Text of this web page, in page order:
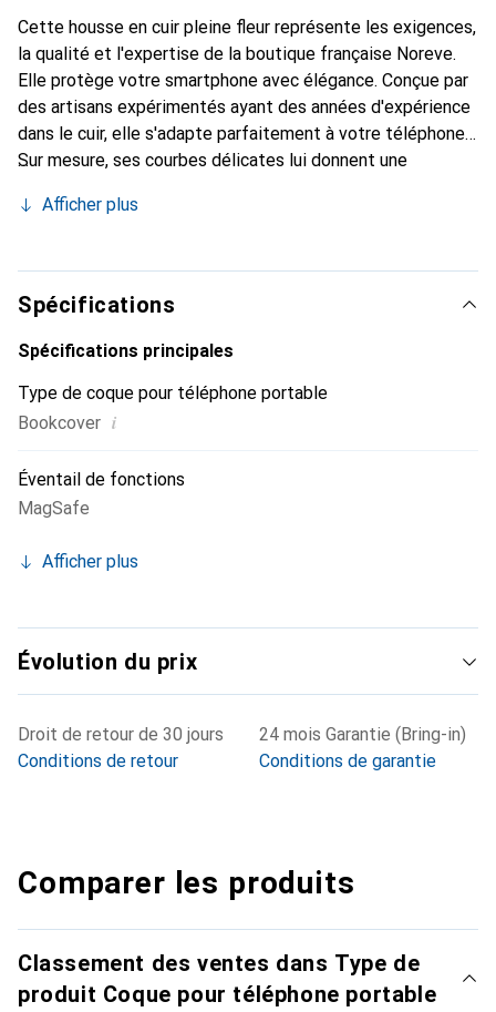
Cette housse en cuir pleine fleur représente les exigences,
la qualité et l'expertise de la boutique française Noreve.
Elle protège votre smartphone avec élégance. Conçue par
des artisans expérimentés ayant des années d'expérience
dans le cuir, elle s'adapte parfaitement à votre téléphone.
Sur mesure, ses courbes délicates lui donnent une
indispensable pour votre smartphone. Reconnaître
marque Noreve est un choix fiable pour une clientèle
exigeante.
Afficher plus
Spécifications
Spécifications principales
Type de coque pour téléphone portable
Bookcover i
Éventail de fonctions
MagSafe
Afficher plus
Évolution du prix
Droit de retour de 30 jours
Conditions de retour
24 mois Garantie (Bring-in)
Conditions de garantie
Comparer les produits
Classement des ventes dans Type de
produit Coque pour téléphone portable